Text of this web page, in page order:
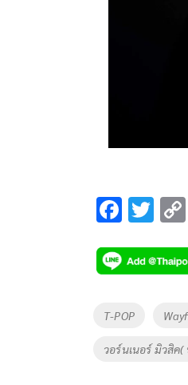
F
e
b
o
o
k
T
tt
er
Tags
T-POP
วอร์นเนอร์ มิวสิค(